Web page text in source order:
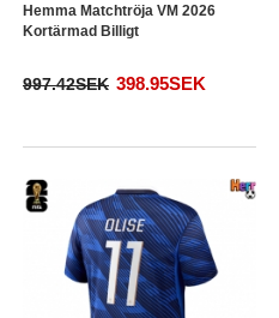
Hemma Matchtröja VM 2026
Kortärmad Billigt
997.42SEK 398.95SEK